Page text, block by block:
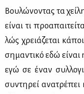
Βου­λώ­νο­ντας τα
εί­ναι τι
λώς χρειά­ζε­ται
ση­μα­ντι­κό εδώ
εγώ σε έναν
συ­ντη­ρεί